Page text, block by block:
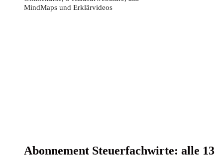
Abon­ne­ment Steu­er­fach­wir­te: alle 13